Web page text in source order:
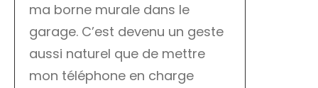
ma borne murale dans le
garage. C’est devenu un geste
aussi naturel que de mettre
mon téléphone en charge